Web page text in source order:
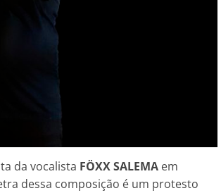
da vocalista FÖXX SALEMA em
dessa composição é um protesto